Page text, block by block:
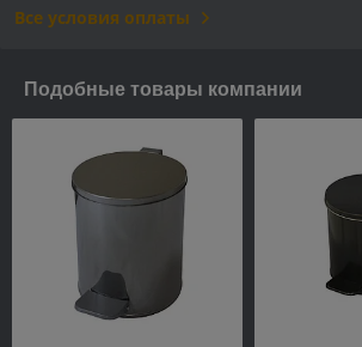
Все условия оплаты
Подобные товары компании